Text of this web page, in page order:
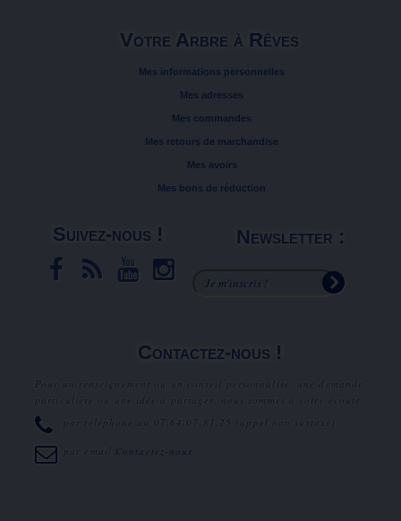
Votre Arbre à Rêves
Mes informations personnelles
Mes adresses
Mes commandes
Mes retours de marchandise
Mes avoirs
Mes bons de réduction
Suivez-nous ! Newsletter :
Contactez-nous !
Pour un renseignement ou un conseil personnalisé, une demande
particulière ou une idée à partager, nous sommes à votre écoute.
par téléphone au
07.64.07.81.25 (appel non surtaxé).
par email Contactez-nous